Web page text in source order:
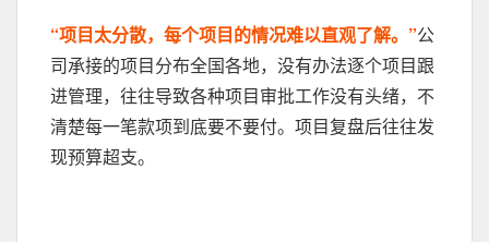
“项目太分散，每个项目的情况难以直观了解。”公
司承接的项目分布全国各地，没有办法逐个项目跟
进管理，往往导致各种项目审批工作没有头绪，不
清楚每一笔款项到底要不要付。项目复盘后往往发
现预算超支。